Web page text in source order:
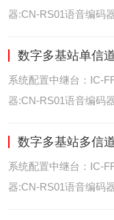
器:CN-RS01语音编码
室内定位艾可慕数字
能是艾可慕数字系统的
数字多基站单信
系统配置中继台：IC-
器:CN-RS01语音编码
通过IP网络互联，通
延伸到世界的每一个角
数字多基站多信
系统配置中继台：IC-
器:CN-RS01语音编码